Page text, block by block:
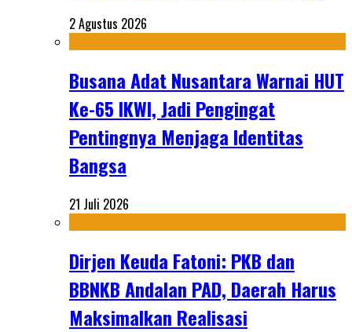
2 Agustus 2026
Busana Adat Nusantara Warnai HUT
Ke-65 IKWI, Jadi Pengingat
Pentingnya Menjaga Identitas
Bangsa
21 Juli 2026
Dirjen Keuda Fatoni: PKB dan
BBNKB Andalan PAD, Daerah Harus
Maksimalkan Realisasi